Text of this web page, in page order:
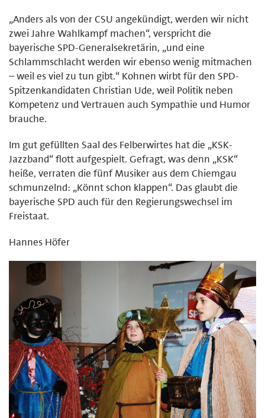
„Anders als von der CSU angekündigt, werden wir nicht
zwei Jahre Wahlkampf machen“, verspricht die
bayerische SPD-Generalsekretärin, „und eine
Schlammschlacht werden wir ebenso wenig mitmachen
– weil es viel zu tun gibt.“ Kohnen wirbt für den SPD-
Spitzenkandidaten Christian Ude, weil Politik neben
Kompetenz und Vertrauen auch Sympathie und Humor
brauche.
Im gut gefüllten Saal des Felberwirtes hat die „KSK-
Jazzband“ flott aufgespielt. Gefragt, was denn „KSK“
heiße, verraten die fünf Musiker aus dem Chiemgau
schmunzelnd: „Könnt schon klappen“. Das glaubt die
bayerische SPD auch für den Regierungswechsel im
Freistaat.
Hannes Höfer